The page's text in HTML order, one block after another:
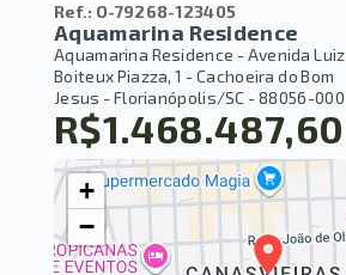
Ref.: O-79268-123405
Aquamarina Residence
Aquamarina Residence -Avenida Luiz
Boiteux Piazza, 1 - Cachoeira do Bom
Jesus - Florianópolis/SC - 88056-000
R$1.468.487,60
+
−